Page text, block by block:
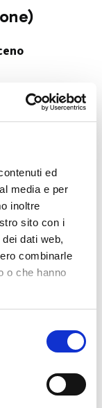
ed
media e per
inoltre
sito con i
dati web,
combinarle
o che hanno
grattugiato
passo
e le
sottili.
di limoneper
salata.